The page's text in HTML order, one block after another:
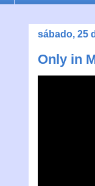
sábado, 25
Only in